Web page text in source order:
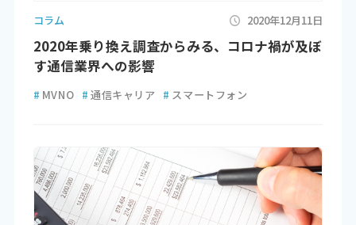
コラム 2020年12月11日
2020年乗り換え調査からみる、コロナ禍が及ぼ
す通信業界への影響
# MVNO # 通信キャリア # スマートフォン